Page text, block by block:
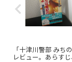
「十津川警部 みち
レビュー。あらす